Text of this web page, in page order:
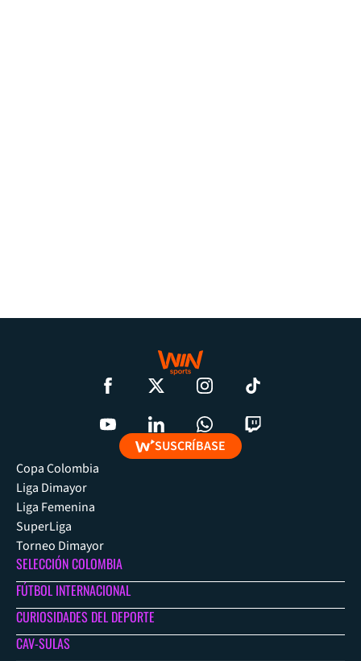
SUSCRÍBASE
Copa Colombia
Liga Dimayor
Liga Femenina
SuperLiga
Torneo Dimayor
SELECCIÓN COLOMBIA
FÚTBOL INTERNACIONAL
CURIOSIDADES DEL DEPORTE
CAV-SULAS